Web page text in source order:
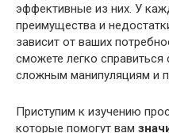
эффективные из них. У
преимущества и
зависит от ваших
сможете легко справиться
сложным манипуляциям и
Приступим к изучению
которые помогут вам